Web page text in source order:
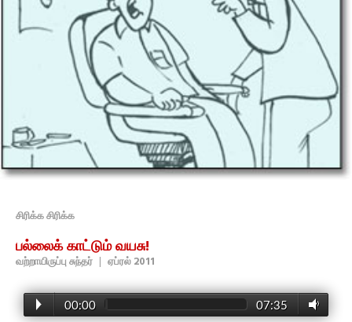
சிரிக்க சிரிக்க
பல்லைக் காட்டும் வயசு!
வற்றாயிருப்பு சுந்தர் | ஏப்ரல் 2011
00:00 07:35